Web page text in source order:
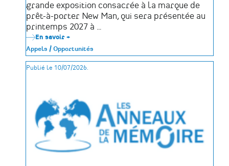
grande exposition consacrée à la marque de
prêt-à-porter New Man, qui sera présentée au
printemps 2027 à …
En savoir +
[Appel
à
contribution]
Exposition
Appels / Opportunités
Publié le 10/07/2026.